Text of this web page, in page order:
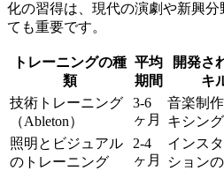
化の習得は、現代の演劇や新興分
ても重要です。
トレーニングの種
類
平均
期間
開発さ
キ
技術トレーニング
（Ableton）
3-6
ヶ月
音楽制作
キシング
照明とビジュアル
のトレーニング
2-4
ヶ月
インス
ション